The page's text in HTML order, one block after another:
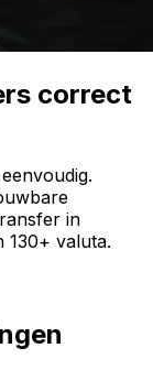
correct
in
130+ valuta.